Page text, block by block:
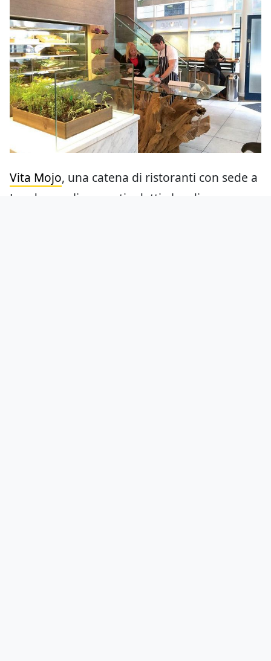
Vita Mojo, una catena di ristoranti con sede a
Londra, realizza pasti adatti al codice